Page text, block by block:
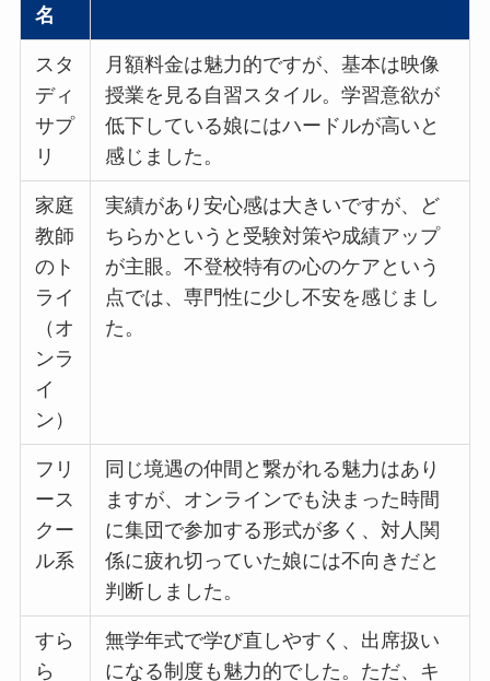
名
スタ
ディ
サプ
リ
月額料金は魅力的ですが、基本は映像
授業を見る自習スタイル。学習意欲が
低下している娘にはハードルが高いと
感じました。
家庭
教師
のト
ライ
（オ
ンラ
イ
ン）
実績があり安心感は大きいですが、ど
ちらかというと受験対策や成績アップ
が主眼。不登校特有の心のケアという
点では、専門性に少し不安を感じまし
た。
フリ
ース
クー
ル系
同じ境遇の仲間と繋がれる魅力はあり
ますが、オンラインでも決まった時間
に集団で参加する形式が多く、対人関
係に疲れ切っていた娘には不向きだと
判断しました。
すら
ら
無学年式で学び直しやすく、出席扱い
になる制度も魅力的でした。ただ、キ